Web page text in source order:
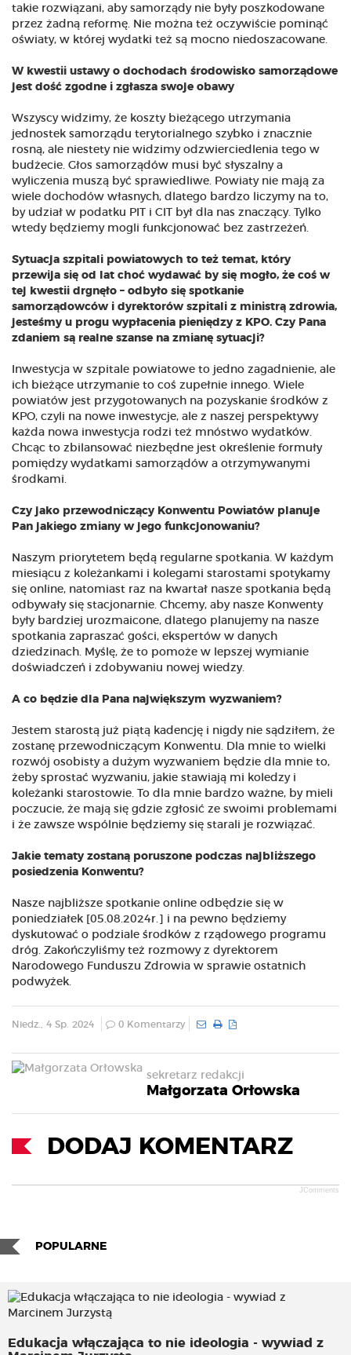
takie rozwiązani, aby samorządy nie były poszkodowane
przez żadną reformę. Nie można też oczywiście pominąć
oświaty, w której wydatki też są mocno niedoszacowane.
W kwestii ustawy o dochodach środowisko samorządowe
jest dość zgodne i zgłasza swoje obawy
Wszyscy widzimy, że koszty bieżącego utrzymania
jednostek samorządu terytorialnego szybko i znacznie
rosną, ale niestety nie widzimy odzwierciedlenia tego w
budżecie. Głos samorządów musi być słyszalny a
wyliczenia muszą być sprawiedliwe. Powiaty nie mają za
wiele dochodów własnych, dlatego bardzo liczymy na to,
by udział w podatku PIT i CIT był dla nas znaczący. Tylko
wtedy będziemy mogli funkcjonować bez zastrzeżeń.
Sytuacja szpitali powiatowych to też temat, który
przewija się od lat choć wydawać by się mogło, że coś w
tej kwestii drgnęło – odbyło się spotkanie
samorządowców i dyrektorów szpitali z ministrą zdrowia,
jesteśmy u progu wypłacenia pieniędzy z KPO. Czy Pana
zdaniem są realne szanse na zmianę sytuacji?
Inwestycja w szpitale powiatowe to jedno zagadnienie, ale
ich bieżące utrzymanie to coś zupełnie innego. Wiele
powiatów jest przygotowanych na pozyskanie środków z
KPO, czyli na nowe inwestycje, ale z naszej perspektywy
każda nowa inwestycja rodzi też mnóstwo wydatków.
Chcąc to zbilansować niezbędne jest określenie formuły
pomiędzy wydatkami samorządów a otrzymywanymi
środkami.
Czy jako przewodniczący Konwentu Powiatów planuje
Pan jakiego zmiany w jego funkcjonowaniu?
Naszym priorytetem będą regularne spotkania. W każdym
miesiącu z koleżankami i kolegami starostami spotykamy
się online, natomiast raz na kwartał nasze spotkania będą
odbywały się stacjonarnie. Chcemy, aby nasze Konwenty
były bardziej urozmaicone, dlatego planujemy na nasze
spotkania zapraszać gości, ekspertów w danych
dziedzinach. Myślę, że to pomoże w lepszej wymianie
doświadczeń i zdobywaniu nowej wiedzy.
A co będzie dla Pana największym wyzwaniem?
Jestem starostą już piątą kadencję i nigdy nie sądziłem, że
zostanę przewodniczącym Konwentu. Dla mnie to wielki
rozwój osobisty a dużym wyzwaniem będzie dla mnie to,
żeby sprostać wyzwaniu, jakie stawiają mi koledzy i
koleżanki starostowie. To dla mnie bardzo ważne, by mieli
poczucie, że mają się gdzie zgłosić ze swoimi problemami
i że zawsze wspólnie będziemy się starali je rozwiązać.
Jakie tematy zostaną poruszone podczas najbliższego
posiedzenia Konwentu?
Nasze najbliższe spotkanie online odbędzie się w
poniedziałek [05.08.2024r.] i na pewno będziemy
dyskutować o podziale środków z rządowego programu
dróg. Zakończyliśmy też rozmowy z dyrektorem
Narodowego Funduszu Zdrowia w sprawie ostatnich
podwyżek.
Niedz., 4 Sp. 2024 0 Komentarzy
sekretarz redakcji
Małgorzata Orłowska
DODAJ KOMENTARZ
JComments
POPULARNE
Edukacja włączająca to nie ideologia - wywiad z